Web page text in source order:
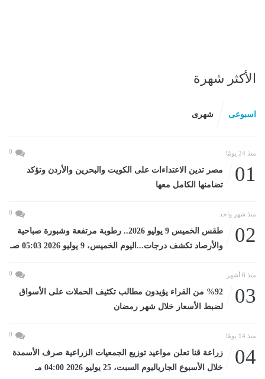
الأكثر شهرة
اسبوعى شهرى
منذ 24 يومًا 0
01
مصر تدين الاعتداءات على الكويت والبحرين والأردن وتؤكد
تضامنها الكامل معها
منذ شهر واحد 0
02
طقس الخميس 9 يوليو 2026.. رطوبة مرتفعة وشبورة صباحية
والأرصاد تكشف درجات...اليوم الخميس، 9 يوليو 2026 05:03 صـ
منذ 6 أشهر 0
03
%92 من القراء يؤيدون مطالب تكثيف الحملات على الأسواق
لضبط الأسعار خلال شهر رمضان
منذ 14 يومًا 0
04
زراعة قنا تعلن مواعيد توزيع الجمعيات الزراعية صرف الأسمدة
خلال الأسبوع الجارياليوم السبت، 25 يوليو 2026 04:00 مـ